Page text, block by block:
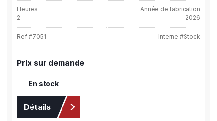
Heures
2
Année de fabrication
2026
Ref #7051 Interne #Stock
Prix sur demande
En stock
Détails